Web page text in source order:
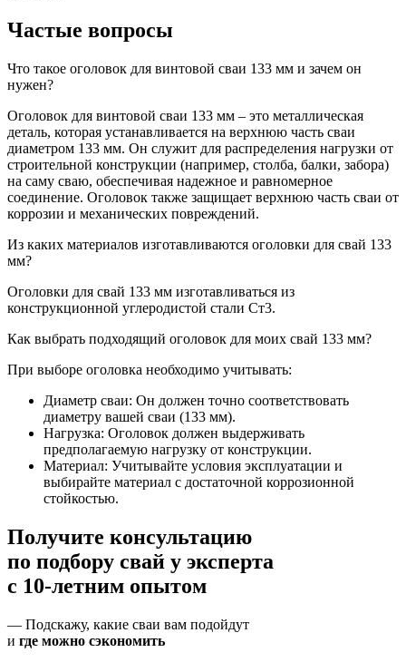
Частые вопросы
Что такое оголовок для винтовой сваи 133 мм и зачем он
нужен?
Оголовок для винтовой сваи 133 мм – это металлическая
деталь, которая устанавливается на верхнюю часть сваи
диаметром 133 мм. Он служит для распределения нагрузки от
строительной конструкции (например, столба, балки, забора)
на саму сваю, обеспечивая надежное и равномерное
соединение. Оголовок также защищает верхнюю часть сваи от
коррозии и механических повреждений.
Из каких материалов изготавливаются оголовки для свай 133
мм?
Оголовки для свай 133 мм изготавливаться из
конструкционной углеродистой стали Ст3.
Как выбрать подходящий оголовок для моих свай 133 мм?
При выборе оголовка необходимо учитывать:
Диаметр сваи: Он должен точно соответствовать
диаметру вашей сваи (133 мм).
Нагрузка: Оголовок должен выдерживать
предполагаемую нагрузку от конструкции.
Материал: Учитывайте условия эксплуатации и
выбирайте материал с достаточной коррозионной
стойкостью.
Получите консультацию
по подбору свай у эксперта
с 10-летним опытом
— Подскажу, какие сваи вам подойдут
и где можно сэкономить